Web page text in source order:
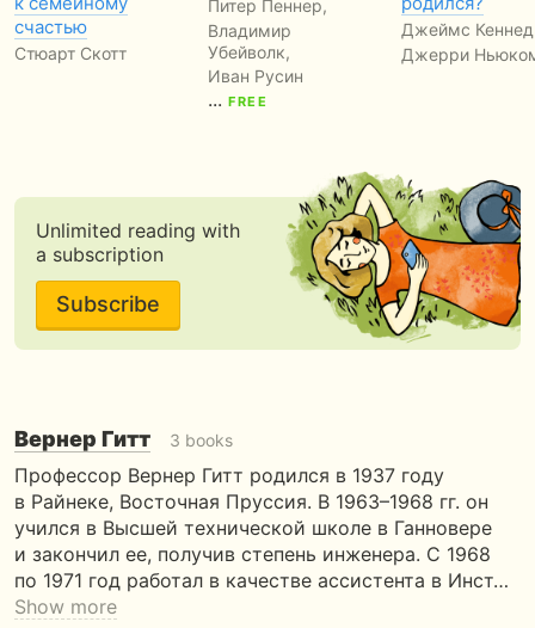
счастью
Стюарт Скотт
Питер Пеннер,
Владимир
Убейволк,
Иван Русин
... FREE
Джеймс
Джерри
Unlimited reading with
a subscription
Subscribe
Вернер Гитт 3 books
Профессор Вернер Гитт родился в 1937 году
в Райнеке, Восточная Пруссия. В 1963–1968 гг. он
учился в Высшей технической школе в Ганновере
и закончил ее, получив степень инженера. С 1968
по 1971 год работал в качестве ассистента в Инст…
Show more